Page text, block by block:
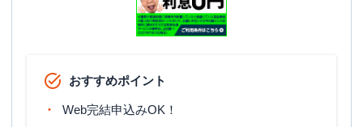
おすすめポイント
Web完結申込みOK！